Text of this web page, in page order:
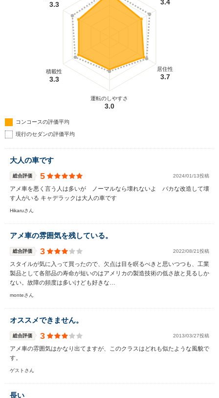
3.4
居住性
3.7
運転のしやすさ
3.0
積載性
3.3
3.3
コンコースの評価平均
現行のセダンの評価平均
大人の車です
総合評価 5 2024/01/13投稿
アメ車を悪く言う人は多いが ノーマルなら壊れないよ バカな改造して壊
す人がいる キャデラックは大人の車です
Hikaruさん
アメ車の雰囲気を残している。
総合評価 3 2022/08/21投稿
スタイルが気に入って買ったので、欠点は目を瞑るべきと思いつつも、工業
製品として各部品の寿命が短いのはアメリカの製造技術の低さ故と見るしか
ない。故障の頻度は多いけども好きな…
monteさん
オススメできません。
総合評価 3 2013/03/27投稿
アメ車の雰囲気はかなり出てますが、このクラスはどれも似たような風貌で
す。
ゲストさん
長い